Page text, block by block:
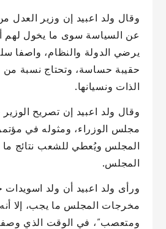
وقال ولد اعبيد إن وزير العدل
عن السياسة سوى ما يخول لهم
يرضي الدولة والنظام، واصفا
حقيبة حساسة، وتحتاج نسبة من
الذات ونسيانها.
وقال ولد اعبيد إن تصريح
مجلس الوزراء، ومثوله في
المجلس ويُعطي للشعب نتائج ما
المجلس.
ورأى ولد اعبيد أن ولد
مخرجات المجلس ما يجب، إلا
ومتعصب”، في الوقت الذي وصفه